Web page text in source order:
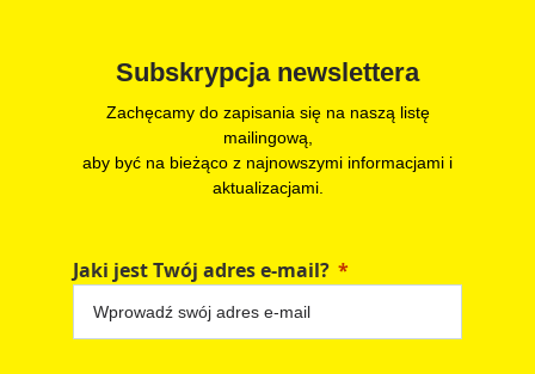
Subskrypcja newslettera
Zachęcamy do zapisania się na naszą listę
mailingową,
aby być na bieżąco z najnowszymi informacjami i
aktualizacjami.
Jaki jest Twój adres e-mail?